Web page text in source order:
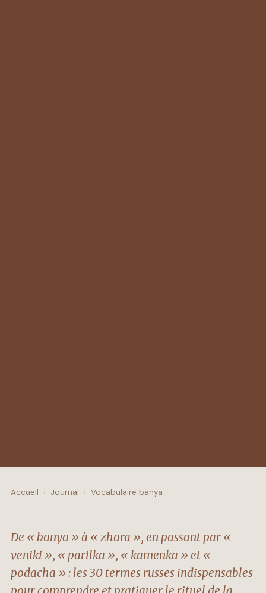
Accueil › Journal › Vocabulaire banya
De « banya » à « zhara », en passant par «
veniki », « parilka », « kamenka » et «
podacha » : les 30 termes russes indispensables